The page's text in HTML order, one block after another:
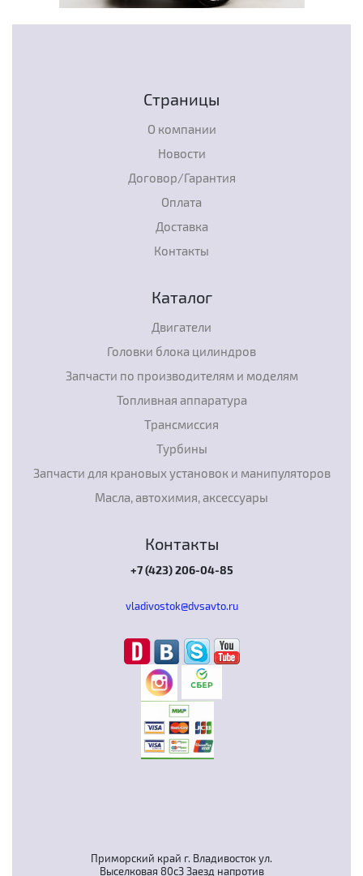
Приморский край г. Владивосток ул.
Выселковая 80с3 Заезд напротив
Страницы
О компании
Новости
Договор/Гарантия
Оплата
Доставка
Контакты
Каталог
Двигатели
Головки блока цилиндров
Запчасти по производителям и моделям
Топливная аппаратура
Трансмиссия
Турбины
Запчасти для крановых установок и манипуляторов
Масла, автохимия, аксессуары
Контакты
+7 (423) 206-04-85
vladivostok@dvsavto.ru